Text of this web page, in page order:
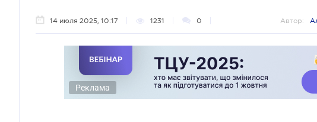
14 июля 2025, 10:17 1231 0 Автор:
Реклама